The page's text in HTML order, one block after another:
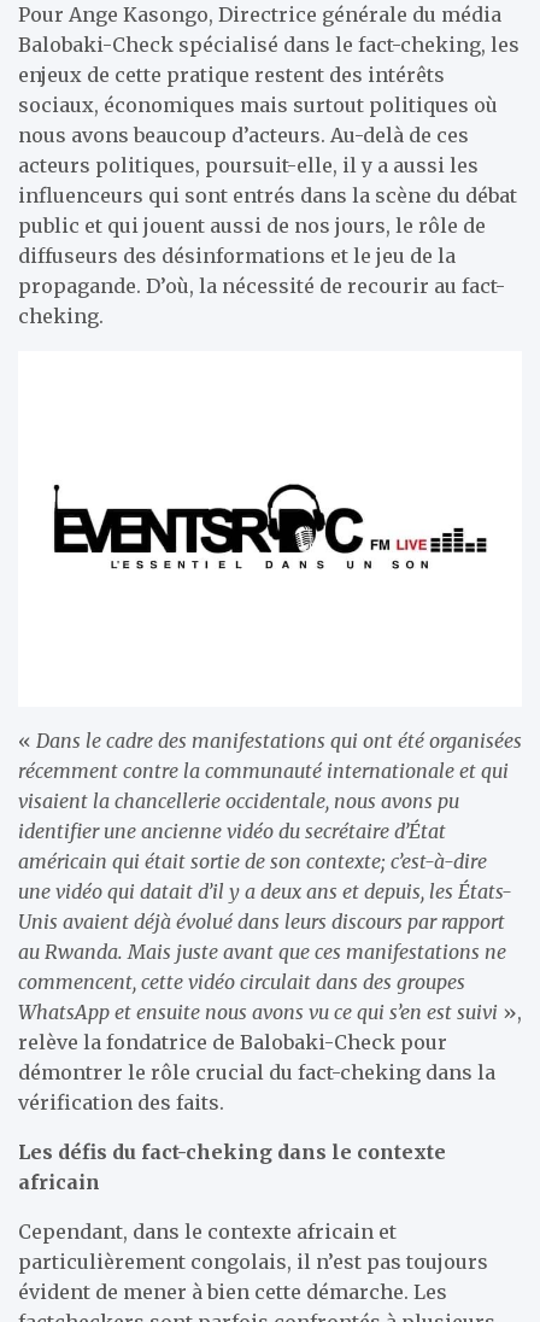
Pour Ange Kasongo, Directrice générale du média
Balobaki-Check spécialisé dans le fact-cheking, les
enjeux de cette pratique restent des intérêts
sociaux, économiques mais surtout politiques où
nous avons beaucoup d’acteurs. Au-delà de ces
acteurs politiques, poursuit-elle, il y a aussi les
influenceurs qui sont entrés dans la scène du débat
public et qui jouent aussi de nos jours, le rôle de
diffuseurs des désinformations et le jeu de la
propagande. D’où, la nécessité de recourir au fact-
cheking.
« Dans le cadre des manifestations qui ont été organisées
récemment contre la communauté internationale et qui
visaient la chancellerie occidentale, nous avons pu
identifier une ancienne vidéo du secrétaire d’État
américain qui était sortie de son contexte; c’est-à-dire
une vidéo qui datait d’il y a deux ans et depuis, les États-
Unis avaient déjà évolué dans leurs discours par rapport
au Rwanda. Mais juste avant que ces manifestations ne
commencent, cette vidéo circulait dans des groupes
WhatsApp et ensuite nous avons vu ce qui s’en est suivi »,
relève la fondatrice de Balobaki-Check pour
démontrer le rôle crucial du fact-cheking dans la
vérification des faits.
Les défis du fact-cheking dans le contexte
africain
Cependant, dans le contexte africain et
particulièrement congolais, il n’est pas toujours
évident de mener à bien cette démarche. Les